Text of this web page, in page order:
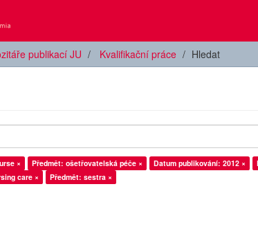
publikací JU Kvalifikační práce Hledat
× Předmět: ošetřovatelská péče × Datum publikování: 2012 ×
care × Předmět: sestra ×